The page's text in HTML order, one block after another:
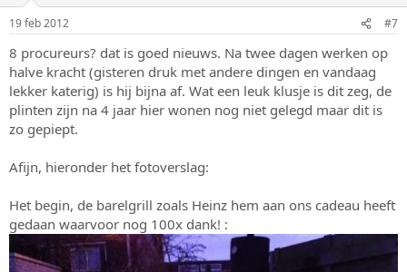
19 feb 2012 #7
8 procureurs? dat is goed nieuws. Na twee dagen werken op
halve kracht (gisteren druk met andere dingen en vandaag
lekker katerig) is hij bijna af. Wat een leuk klusje is dit zeg, de
plinten zijn na 4 jaar hier wonen nog niet gelegd maar dit is
zo gepiept.
Afijn, hieronder het fotoverslag:
Het begin, de barelgrill zoals Heinz hem aan ons cadeau heeft
gedaan waarvoor nog 100x dank! :